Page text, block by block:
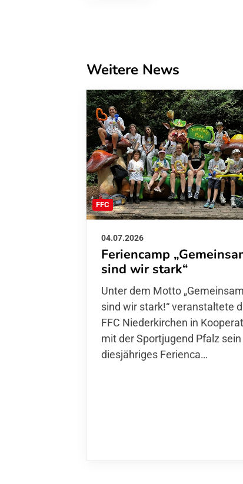
Weitere News
FFC
04.07.2026
Feriencamp
sind wir stark“
Unter dem Motto „Gemeinsam
wir stark!“ veranstaltete der 1.
Niederkirchen in Kooperation
der Sportjugend Pfalz sein
diesjähriges Ferienca…